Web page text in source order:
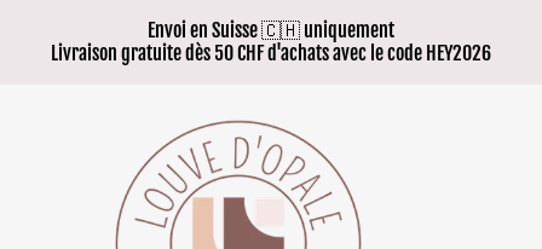
Envoi en Suisse 🇨🇭 uniquement
Livraison gratuite dès 50 CHF d'achats avec le code HEY2026